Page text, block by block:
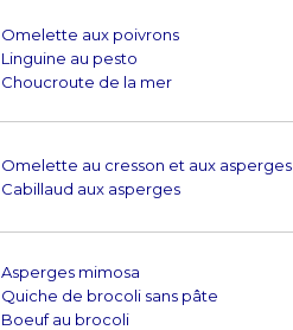
Omelette aux poivrons
Linguine au pesto
Choucroute de la mer
Omelette au cresson et aux asperges
Cabillaud aux asperges
Asperges mimosa
Quiche de brocoli sans pâte
Boeuf au brocoli